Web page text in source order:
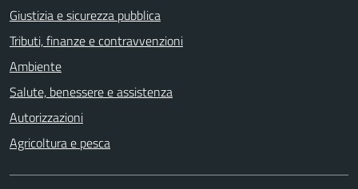
Giustizia e sicurezza pubblica
Tributi, finanze e contravvenzioni
Ambiente
Salute, benessere e assistenza
Autorizzazioni
Agricoltura e pesca